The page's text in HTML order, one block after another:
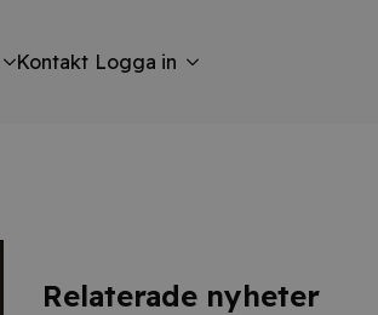
Kontakt Logga in
Relaterade nyheter